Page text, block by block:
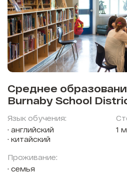
Среднее
Burnaby School
Язык обучения:
английский
китайский
Проживание:
семья